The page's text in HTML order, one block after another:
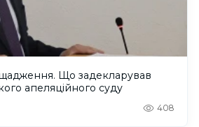
Що задекларував
апеляційного суду
408